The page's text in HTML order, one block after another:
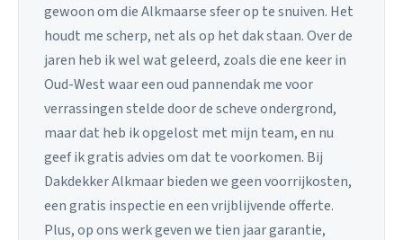
gewoon om die Alkmaarse sfeer op te snuiven. Het
houdt me scherp, net als op het dak staan. Over de
jaren heb ik wel wat geleerd, zoals die ene keer in
Oud-West waar een oud pannendak me voor
verrassingen stelde door de scheve ondergrond,
maar dat heb ik opgelost met mijn team, en nu
geef ik gratis advies om dat te voorkomen. Bij
Dakdekker Alkmaar bieden we geen voorrijkosten,
een gratis inspectie en een vrijblijvende offerte.
Plus, op ons werk geven we tien jaar garantie,